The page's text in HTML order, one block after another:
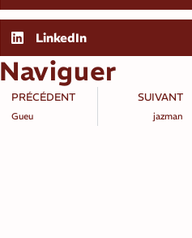
LinkedIn
Naviguer
PRÉCÉDENT
Gueu
SUIVANT
jazman